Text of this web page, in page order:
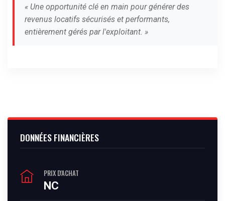
« Une opportunité clé en main pour générer des
revenus locatifs sécurisés et performants,
entièrement gérés par l'exploitant. »
DONNÉES FINANCIÈRES
PRIX D'ACHAT
NC